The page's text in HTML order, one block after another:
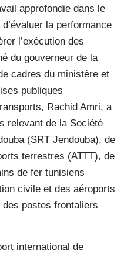
approfondie dans le
la performance
l’exécution des
du gouverneur de la
cadres du ministère et
publiques
Rachid Amri, a
relevant de la Société
(SRT Jendouba), de
terrestres (ATTT), de
de fer tunisiens
civile et des aéroports
des postes frontaliers
international de